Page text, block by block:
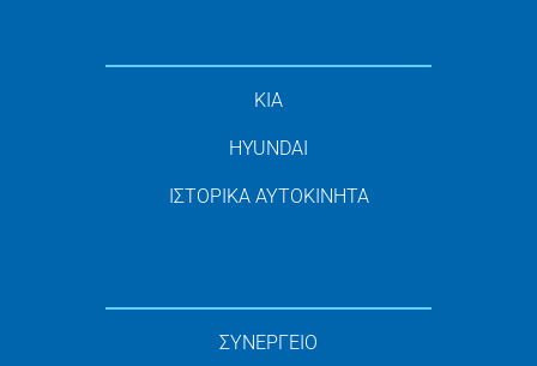
KIA
HYUNDAI
ΙΣΤΟΡΙΚΑ ΑΥΤΟΚΙΝΗΤΑ
ΣΥΝΕΡΓΕΙΟ